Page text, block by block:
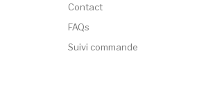
Contact
FAQs
Suivi commande